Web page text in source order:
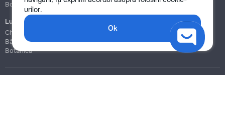
urilor.
Ok
Botanica
Botanica
Lucrări de construcție și instalare
Chișinău
Bălți
Botanica